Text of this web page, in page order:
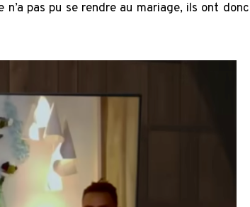
pas pu se rendre au mariage, ils ont donc